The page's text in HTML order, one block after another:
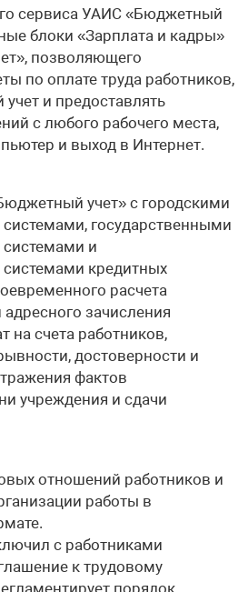
сервиса УАИС «Бюджетный
блоки «Зарплата и кадры»
позволяющего
по оплате труда работников,
учет и предоставлять
с любого рабочего места,
и выход в Интернет.
учет» с городскими
государственными
и
кредитных
расчета
зачисления
на счета работников,
достоверности и
фактов
учреждения и сдачи
отношений работников и
работы в
с работниками
к трудовому
порядок